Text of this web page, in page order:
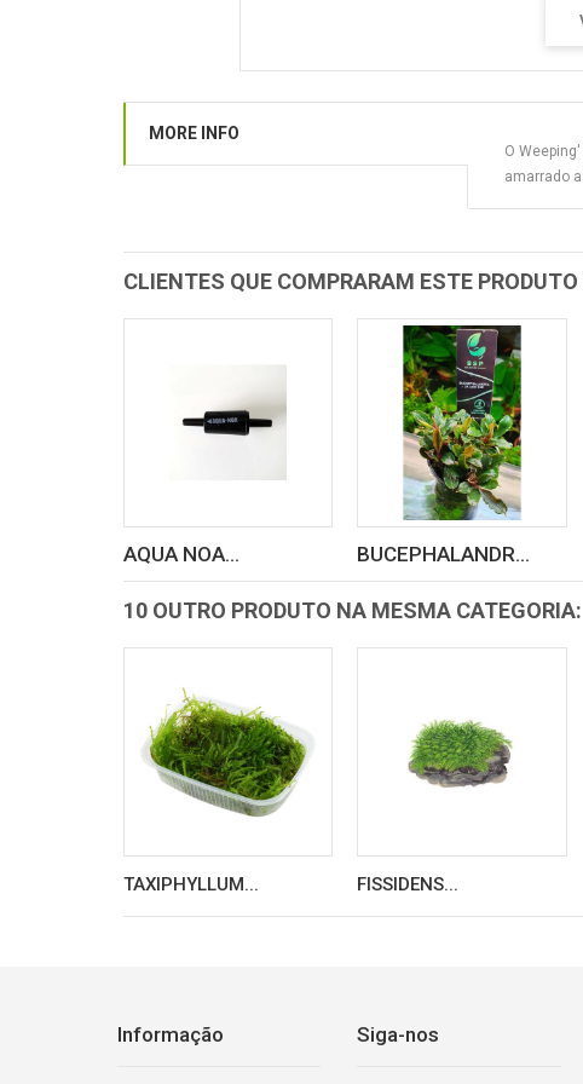
MORE INFO
O
amarrado
CLIENTES QUE COMPRARAM ESTE
AQUA NOA... BUCEPHALANDR...
10 OUTRO PRODUTO NA MESMA CATEGORIA:
TAXIPHYLLUM... FISSIDENS...
Informação Siga-nos